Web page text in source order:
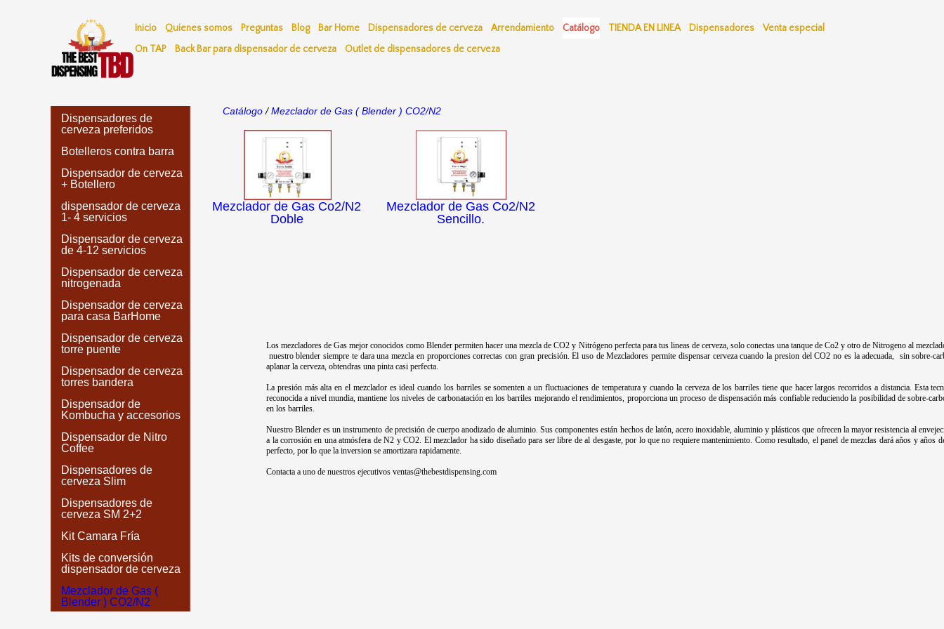
Inicio Quienes somos Preguntas Blog Bar Home Dispensadores de cerveza Arrendamiento Catálogo TIENDA EN LINEA Dispensadores
Venta especial
On TAP
Back Bar para dispensador de cerveza Outlet de dispensadores de cerveza
Los mezcladores de Gas mejor conocidos como Blender permiten hacer una mezcla de CO2 y Nitrógeno perfecta para tus lineas de cerveza, solo conectas una tanque de Co2 y otro de Nitrogeno al
nuestro blender siempre te dara una mezcla en proporciones correctas con gran precisión. El uso de Mezcladores permite dispensar cerveza cuando la presion del CO2 no es la adecuada, sin sobre-
aplanar la cerveza, obtendras una pinta casi perfecta.
La presión más alta en el mezclador es ideal cuando los barriles se somenten a un fluctuaciones de temperatura y cuando la cerveza de los barriles tiene que hacer largos recorridos a distancia. Esta
reconocida a nivel mundia, mantiene los niveles de carbonatación en los barriles mejorando el rendimientos, proporciona un proceso de dispensación más confiable reduciendo la posibilidad de sobre-
en los barriles.
Nuestro Blender es un instrumento de precisión de cuerpo anodizado de aluminio. Sus componentes están hechos de latón, acero inoxidable, aluminio y plásticos que ofrecen la mayor resistencia al
a la corrosión en una atmósfera de N2 y CO2. El mezclador ha sido diseñado para ser libre de al desgaste, por lo que no requiere mantenimiento. Como resultado, el panel de mezclas dará años y años
perfecto, por lo que la inversion se amortizara rapidamente.
Contacta a uno de nuestros ejecutivos ventas@thebestdispensing.com
Dispensadores de
cerveza preferidos
Botelleros contra barra
Dispensador de cerveza
+ Botellero
dispensador de cerveza
1- 4 servicios
Dispensador de cerveza
de 4-12 servicios
Dispensador de cerveza
nitrogenada
Dispensador de cerveza
para casa BarHome
Dispensador de cerveza
torre puente
Dispensador de cerveza
torres bandera
Dispensador de
Kombucha y accesorios
Dispensador de Nitro
Coffee
Dispensadores de
cerveza Slim
Dispensadores de
cerveza SM 2+2
Kit Camara Fría
Kits de conversión
dispensador de cerveza
Mezclador de Gas (
Blender ) CO2/N2
Catálogo/Mezclador de Gas ( Blender ) CO2/N2
Mezclador de Gas Co2/N2
Doble
Mezclador de Gas Co2/N2
Sencillo.